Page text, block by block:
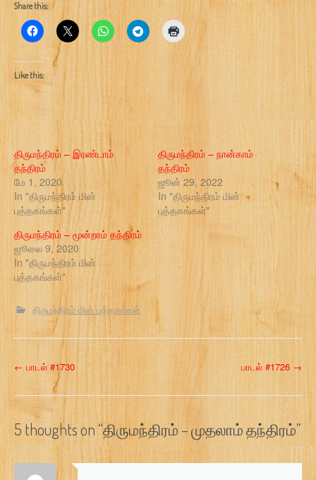
Share this:
Like this:
திருமந்திரம் – இரண்டாம்
தந்திரம்
மே 1, 2020
In "திருமந்திரம் மின்
புத்தகங்கள்"
திருமந்திரம் – நான்காம்
தந்திரம்
ஜூன் 29, 2022
In "திருமந்திரம் மின்
புத்தகங்கள்"
திருமந்திரம் – மூன்றாம் தந்திரம்
ஜூலை 9, 2020
In "திருமந்திரம் மின்
புத்தகங்கள்"
திருமந்திரம் மின் புத்தகங்கள்
P
o
s
← பாடல் #1730 பாடல் #1726 →
5 thoughts on “திருமந்திரம் – முதலாம் தந்திரம்”